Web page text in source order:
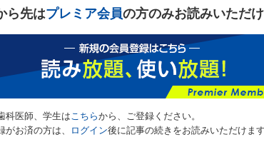
ら先はプレミア会員の方のみお読みいただけ
科医師、学生は こちらから、ご登録ください。
がお済の方は、
ログイン後に記事の続きをお読みいただけます